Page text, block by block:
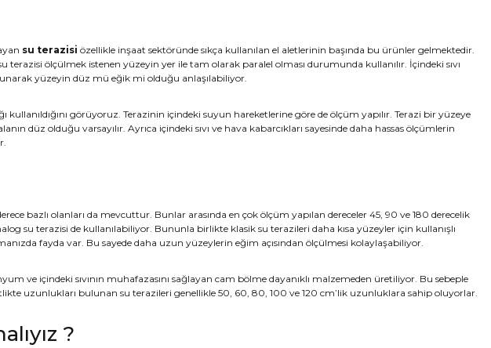
su terazisi özellikle inşaat sektöründe sıkça kullanılan el aletlerinin başında bu ürünler gelmektedir.
ölçülmek istenen yüzeyin yer ile tam olarak paralel olması durumunda kullanılır. İçindeki sıvı
yüzeyin düz mü eğik mi olduğu anlaşılabiliyor.
görüyoruz. Terazinin içindeki suyun hareketlerine göre de ölçüm yapılır. Terazi bir yüzeye
düz olduğu varsayılır. Ayrıca içindeki sıvı ve hava kabarcıkları sayesinde daha hassas ölçümlerin
bazlı olanları da mevcuttur. Bunlar arasında en çok ölçüm yapılan dereceler 45, 90 ve 180 derecelik
su terazisi de kullanılabiliyor. Bununla birlikte klasik su terazileri daha kısa yüzeyler için kullanışlı
fayda var. Bu sayede daha uzun yüzeylerin eğim açısından ölçülmesi kolaylaşabiliyor.
ve içindeki sıvının muhafazasını sağlayan cam bölme dayanıklı malzemeden üretiliyor. Bu sebeple
uzunlukları bulunan su terazileri genellikle 50, 60, 80, 100 ve 120 cm’lik uzunluklara sahip oluyorlar.
?